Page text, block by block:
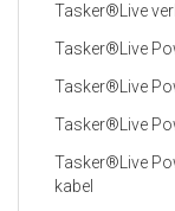
Tasker®Live
Tasker®Live
Tasker®Live
Tasker®Live
Tasker®Live
kabel